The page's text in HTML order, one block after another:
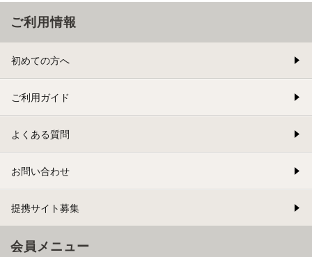
ご利用情報
初めての方へ
ご利用ガイド
よくある質問
お問い合わせ
提携サイト募集
会員メニュー